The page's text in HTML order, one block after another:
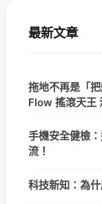
最新文章
拖地不再是「
Flow 搖滾天王
手機安全健檢
流！
科技新知：為